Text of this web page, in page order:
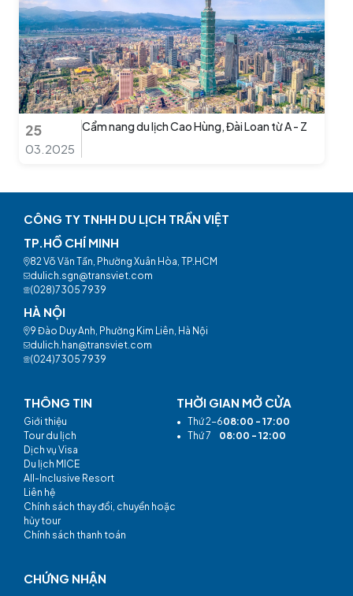
25
03.2025
Cẩm nang du lịch Cao Hùng, Đài Loan từ A - Z
CÔNG TY TNHH DU LỊCH TRẦN VIỆT
TP.HỒ CHÍ MINH
82 Võ Văn Tần, Phường Xuân Hòa, TP.HCM
dulich.sgn@transviet.com
(028)7305 7939
HÀ NỘI
9 Đào Duy Anh, Phường Kim Liên, Hà Nội
dulich.han@transviet.com
(024)7305 7939
THÔNG TIN
Giới thiệu
Tour du lịch
Dịch vụ Visa
Du lịch MICE
All-Inclusive Resort
Liên hệ
Chính sách thay đổi, chuyển hoặc
hủy tour
Chính sách thanh toán
THỜI GIAN MỞ CỬA
• Thứ 2-608:00 - 17:00
• Thứ 7 08:00 - 12:00
CHỨNG NHẬN